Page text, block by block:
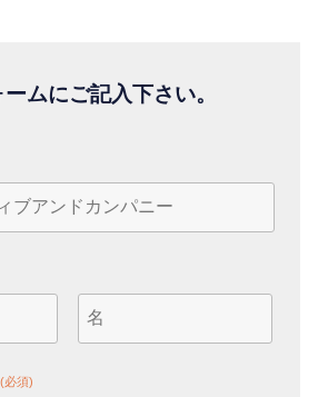
ムにご記入下さい。